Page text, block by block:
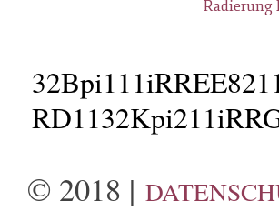
Radierung
© 2018 |